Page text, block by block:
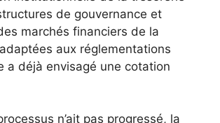
de gouvernance et
marchés financiers de la
aux réglementations
a déjà envisagé une cotation
n’ait pas progressé, la